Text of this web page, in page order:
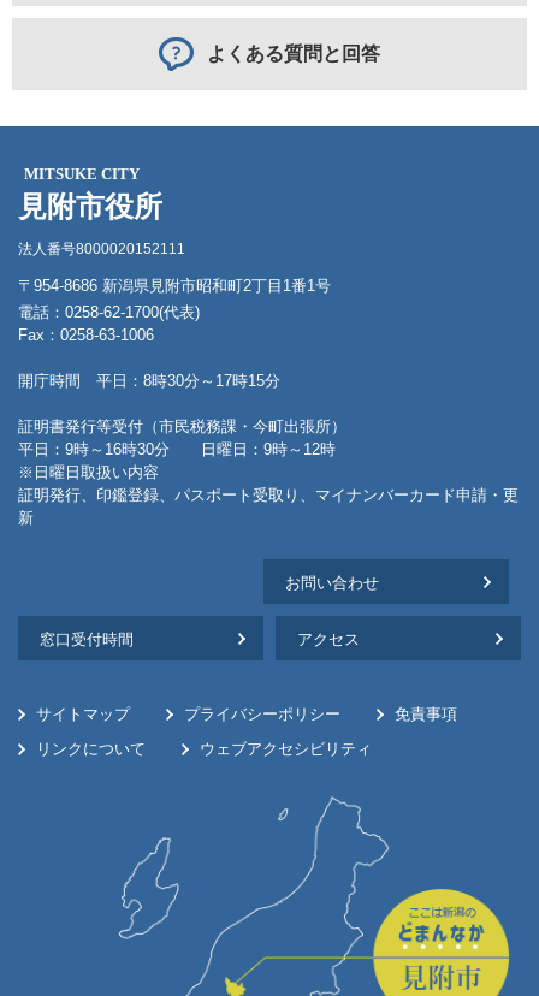
よくある質問と回答
MITSUKE CITY
見附市役所
法人番号8000020152111
〒954-8686 新潟県見附市昭和町2丁目1番1号
電話：0258-62-1700(代表)
Fax：0258-63-1006
開庁時間 平日：8時30分～17時15分
証明書発行等受付（市民税務課・今町出張所）
平日：9時～16時30分 日曜日：9時～12時
※日曜日取扱い内容
証明発行、印鑑登録、パスポート受取り、マイナンバーカード申請・更
新
お問い合わせ
窓口受付時間 アクセス
サイトマップ プライバシーポリシー
免責事項
リンクについて
ウェブアクセシビリティ